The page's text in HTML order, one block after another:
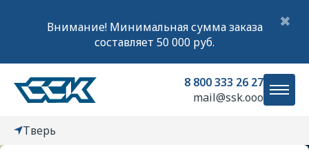
Внимание! Минимальная сумма заказа
составляет 50 000 руб.
✖
8 800 333 26 27
mail@ssk.ooo
Тверь